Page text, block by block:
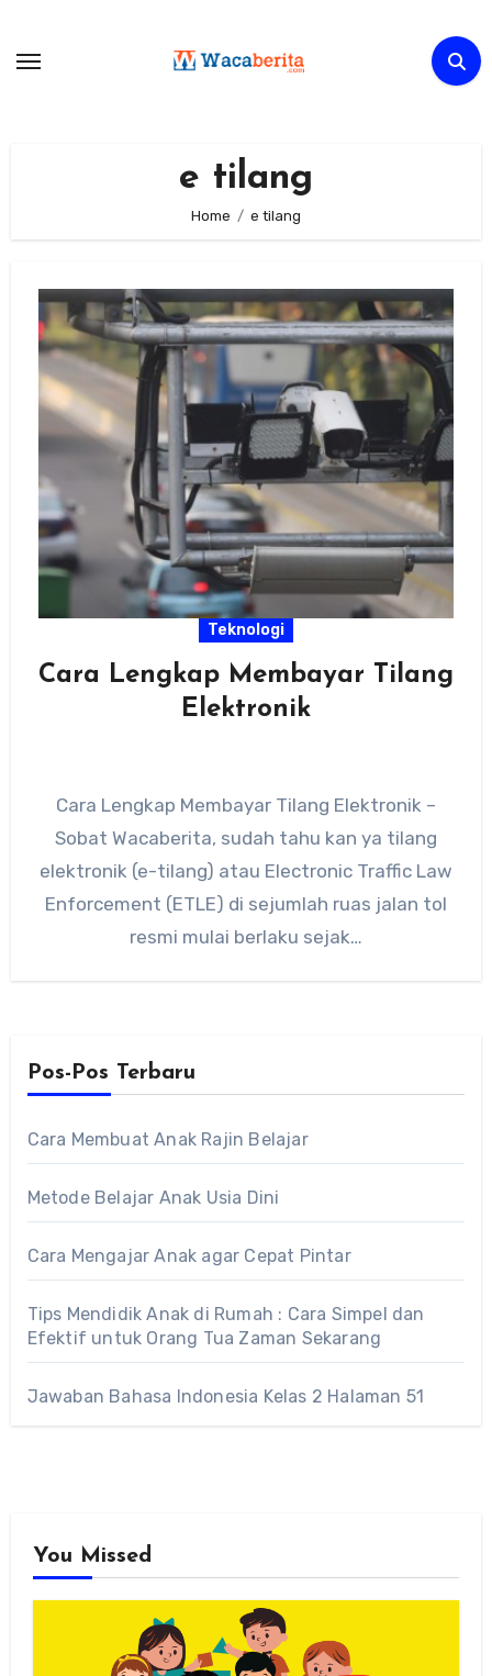
content
e tilang
Home e tilang
Teknologi
Cara Lengkap Membayar Tilang
Elektronik
Cara Lengkap Membayar Tilang Elektronik –
Sobat Wacaberita, sudah tahu kan ya tilang
elektronik (e-tilang) atau Electronic Traffic Law
Enforcement (ETLE) di sejumlah ruas jalan tol
resmi mulai berlaku sejak…
Pos-Pos Terbaru
Cara Membuat Anak Rajin Belajar
Metode Belajar Anak Usia Dini
Cara Mengajar Anak agar Cepat Pintar
Tips Mendidik Anak di Rumah : Cara Simpel dan
Efektif untuk Orang Tua Zaman Sekarang
Jawaban Bahasa Indonesia Kelas 2 Halaman 51
You Missed